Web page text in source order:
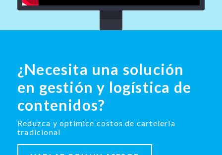
¿Necesita una solución
en gestión y logística de
contenidos?
Reduzca y optimice costos de carteleria
tradicional